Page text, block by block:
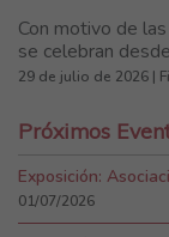
Con motivo de
se celebran
29 de julio de 2026 |
Próximos
Exposición:
01/07/2026